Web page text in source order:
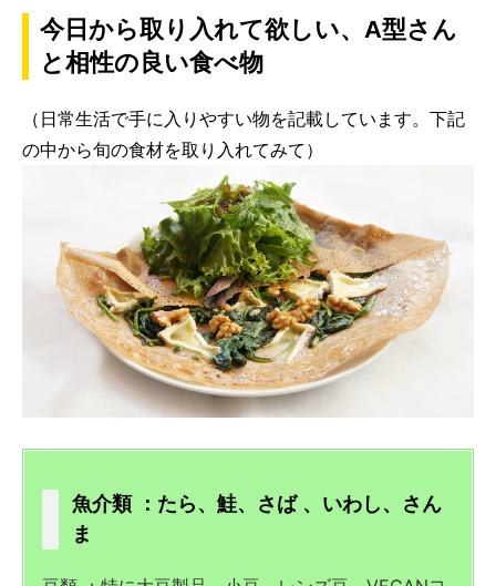
今日から取り入れて欲しい、A型さん
と相性の良い食べ物
（日常生活で手に入りやすい物を記載しています。下記
の中から旬の食材を取り入れてみて）
魚介類 ：たら、鮭、さば 、いわし、さん
ま